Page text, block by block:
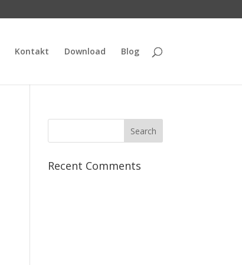
Kontakt Download Blog
Recent Comments